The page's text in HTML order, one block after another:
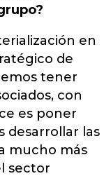
en
de
tener
con
es poner
desarrollar las
mucho más
sector